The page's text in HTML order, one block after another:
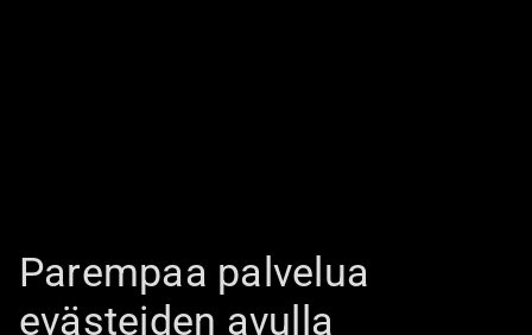
Parempaa palvelua
evästeiden avulla